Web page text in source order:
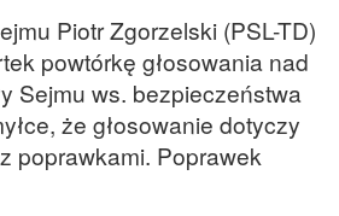
Piotr Zgorzelski (PSL-TD)
powtórkę głosowania nad
Sejmu ws. bezpieczeństwa
że głosowanie dotyczy
poprawkami. Poprawek